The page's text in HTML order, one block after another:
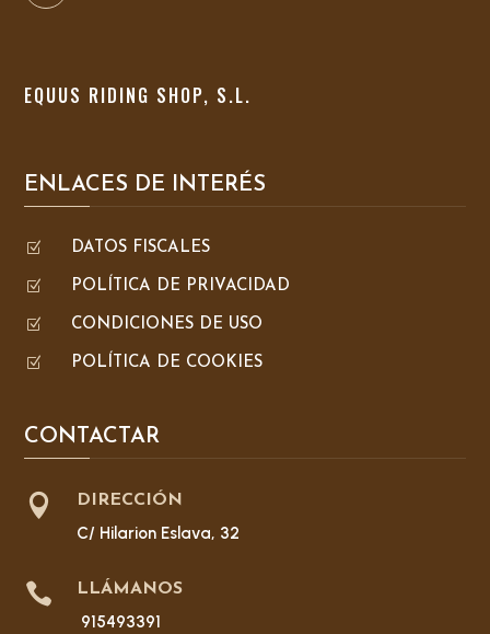
EQUUS RIDING SHOP, S.L.
ENLACES DE INTERÉS
Z DATOS FISCALES
Z POLÍTICA DE PRIVACIDAD
Z CONDICIONES DE USO
Z POLÍTICA DE COOKIES
CONTACTAR
 DIRECCIÓN
C/ Hilarion Eslava, 32
 LLÁMANOS
915493391